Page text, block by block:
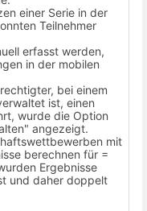
einer Serie in der
Teilnehmer
erfasst werden,
in der mobilen
bei einem
ist, einen
wurde die Option
angezeigt.
mit
berechnen für =
Ergebnisse
und daher doppelt